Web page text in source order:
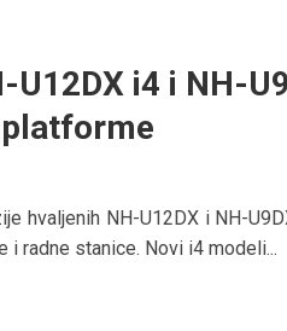
i4 i NH-
hvaljenih NH-U12DX i NH-
radne stanice. Novi i4 modeli...